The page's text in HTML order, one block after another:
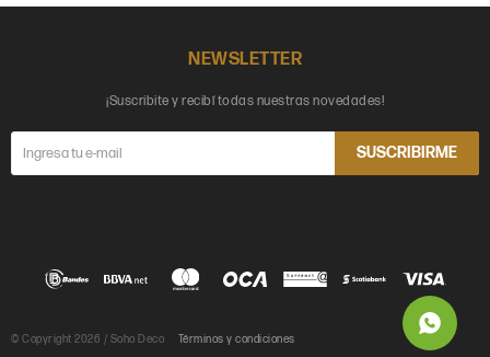
NEWSLETTER
¡Suscribite y recibí todas nuestras novedades!
SUSCRIBIRME
© Copyright 2026 / Soho Deco Términos y condiciones